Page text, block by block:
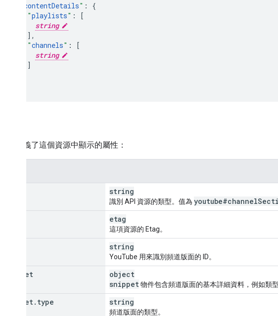
contentDetails" :
"playlists" :
[
string
],
"channels" :
[
string
]
下表定義了這個資源中顯示的屬性：
string
識別 API 資源的類型。值為 youtube#channel
etag
這項資源的 Etag。
string
YouTube 用來識別頻道版面的 ID。
snippet
object
snippet物件包含頻道版面的基本詳細資料，例如類型
snippet. type string
頻道版面的類型。